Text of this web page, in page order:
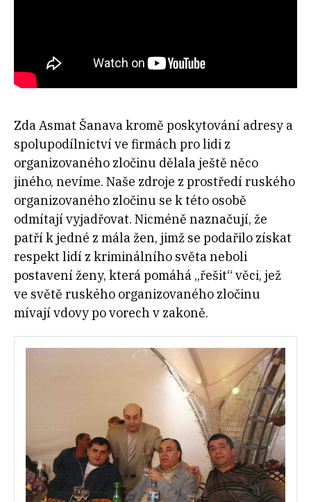
Zda Asmat Šanava kromě poskytování adresy a
spolupodílnictví ve firmách pro lidi z
organizovaného zločinu dělala ještě něco
jiného, nevíme. Naše zdroje z prostředí ruského
organizovaného zločinu se k této osobě
odmítají vyjadřovat. Nicméně naznačují, že
patří k jedné z mála žen, jimž se podařilo získat
respekt lidí z kriminálního světa neboli
postavení ženy, která pomáhá „řešit“ věci, jež
ve světě ruského organizovaného zločinu
mívají vdovy po vorech v zakoně.